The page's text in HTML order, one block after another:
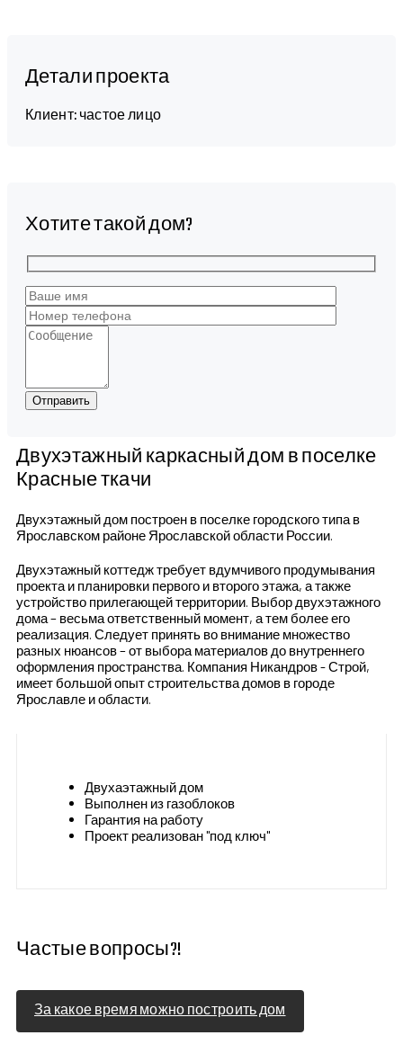
Детали проекта
Клиент: частое лицо
Хотите такой дом?
Двухэтажный каркасный дом в поселке
Красные ткачи
Двухэтажный дом построен в поселке городского типа в
Ярославском районе Ярославской области России.
Двухэтажный коттедж требует вдумчивого продумывания
проекта и планировки первого и второго этажа, а также
устройство прилегающей территории. Выбор двухэтажного
дома – весьма ответственный момент, а тем более его
реализация. Следует принять во внимание множество
разных нюансов – от выбора материалов до внутреннего
оформления пространства. Компания Никандров - Строй,
имеет большой опыт строительства домов в городе
Ярославле и области.
Двухаэтажный дом
Выполнен из газоблоков
Гарантия на работу
Проект реализован "под ключ"
Частые вопросы?!
За какое время можно построить дом